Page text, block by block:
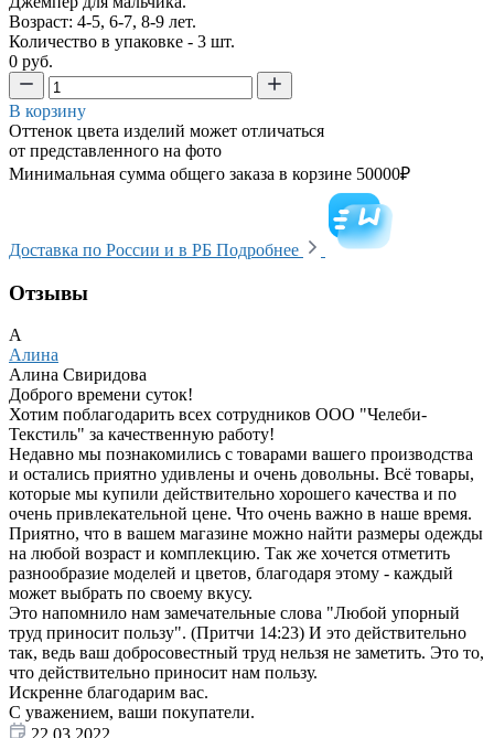
Возраст: 4-5, 6-7, 8-9 лет.
Количество в упаковке - 3 шт.
0 руб.
В корзину
Оттенок цвета изделий может отличаться
от представленного на фото
Минимальная сумма общего заказа в корзине 50000₽
Доставка по России и в РБ Подробнее
Отзывы
А
Алина
Алина Свиридова
Доброго времени суток!
Хотим поблагодарить всех сотрудников ООО "Челеби-
Текстиль" за качественную работу!
Недавно мы познакомились с товарами вашего производства
и остались приятно удивлены и очень довольны. Всё товары,
которые мы купили действительно хорошего качества и по
очень привлекательной цене. Что очень важно в наше время.
Приятно, что в вашем магазине можно найти размеры одежды
на любой возраст и комплекцию. Так же хочется отметить
разнообразие моделей и цветов, благодаря этому - каждый
может выбрать по своему вкусу.
Это напомнило нам замечательные слова "Любой упорный
труд приносит пользу". (Притчи 14:23) И это действительно
так, ведь ваш добросовестный труд нельзя не заметить. Это то,
что действительно приносит нам пользу.
Искренне благодарим вас.
С уважением, ваши покупатели.